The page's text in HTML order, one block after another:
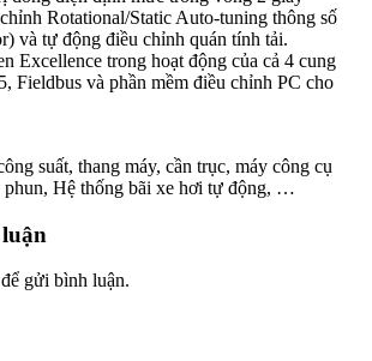
Rotational/Static Auto-tuning thông số
và tự động điều chỉnh quán tính tải.
Excellence trong hoạt động của cả 4 cung
Fieldbus và phần mềm điều chỉnh PC cho
suất, thang máy, cần trục, máy công cụ
phun, Hệ thống bãi xe hơi tự động, …
để gửi bình luận.